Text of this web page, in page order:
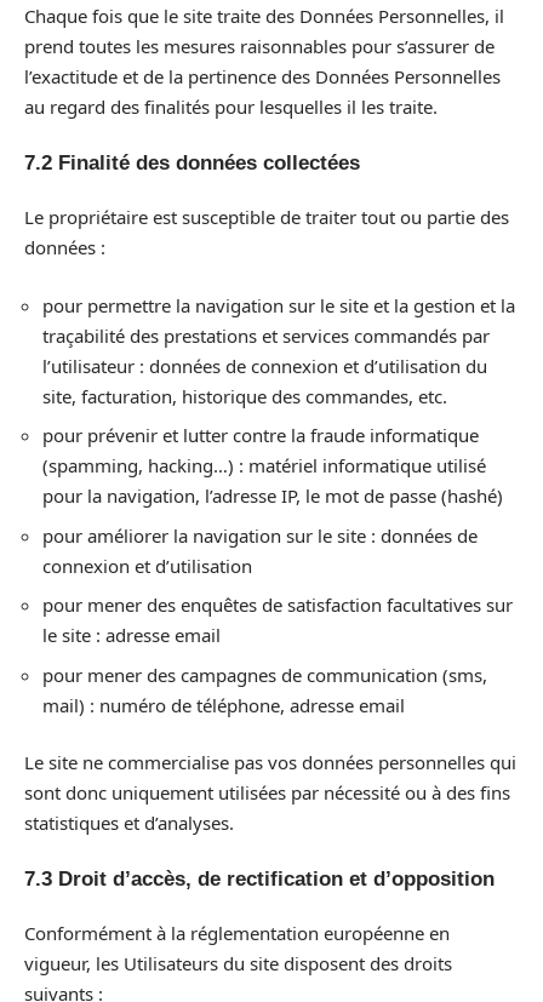
Chaque fois que le site traite des Données Personnelles, il
prend toutes les mesures raisonnables pour s’assurer de
l’exactitude et de la pertinence des Données Personnelles
au regard des finalités pour lesquelles il les traite.
7.2 Finalité des données collectées
Le propriétaire est susceptible de traiter tout ou partie des
données :
pour permettre la navigation sur le site et la gestion et la
traçabilité des prestations et services commandés par
l’utilisateur : données de connexion et d’utilisation du
site, facturation, historique des commandes, etc.
pour prévenir et lutter contre la fraude informatique
(spamming, hacking…) : matériel informatique utilisé
pour la navigation, l’adresse IP, le mot de passe (hashé)
pour améliorer la navigation sur le site : données de
connexion et d’utilisation
pour mener des enquêtes de satisfaction facultatives sur
le site : adresse email
pour mener des campagnes de communication (sms,
mail) : numéro de téléphone, adresse email
Le site ne commercialise pas vos données personnelles qui
sont donc uniquement utilisées par nécessité ou à des fins
statistiques et d’analyses.
7.3 Droit d’accès, de rectification et d’opposition
Conformément à la réglementation européenne en
vigueur, les Utilisateurs du site disposent des droits
suivants :